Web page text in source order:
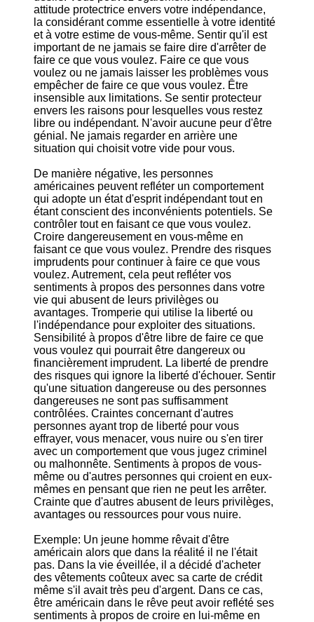
attitude protectrice envers votre indépendance,
la considérant comme essentielle à votre identité
et à votre estime de vous-même. Sentir qu'il est
important de ne jamais se faire dire d'arrêter de
faire ce que vous voulez. Faire ce que vous
voulez ou ne jamais laisser les problèmes vous
empêcher de faire ce que vous voulez. Être
insensible aux limitations. Se sentir protecteur
envers les raisons pour lesquelles vous restez
libre ou indépendant. N'avoir aucune peur d'être
génial. Ne jamais regarder en arrière une
situation qui choisit votre vide pour vous.
De manière négative, les personnes
américaines peuvent refléter un comportement
qui adopte un état d'esprit indépendant tout en
étant conscient des inconvénients potentiels. Se
contrôler tout en faisant ce que vous voulez.
Croire dangereusement en vous-même en
faisant ce que vous voulez. Prendre des risques
imprudents pour continuer à faire ce que vous
voulez. Autrement, cela peut refléter vos
sentiments à propos des personnes dans votre
vie qui abusent de leurs privilèges ou
avantages. Tromperie qui utilise la liberté ou
l'indépendance pour exploiter des situations.
Sensibilité à propos d'être libre de faire ce que
vous voulez qui pourrait être dangereux ou
financièrement imprudent. La liberté de prendre
des risques qui ignore la liberté d'échouer. Sentir
qu'une situation dangereuse ou des personnes
dangereuses ne sont pas suffisamment
contrôlées. Craintes concernant d'autres
personnes ayant trop de liberté pour vous
effrayer, vous menacer, vous nuire ou s'en tirer
avec un comportement que vous jugez criminel
ou malhonnête. Sentiments à propos de vous-
même ou d'autres personnes qui croient en eux-
mêmes en pensant que rien ne peut les arrêter.
Crainte que d'autres abusent de leurs privilèges,
avantages ou ressources pour vous nuire.
Exemple: Un jeune homme rêvait d'être
américain alors que dans la réalité il ne l'était
pas. Dans la vie éveillée, il a décidé d'acheter
des vêtements coûteux avec sa carte de crédit
même s'il avait très peu d'argent. Dans ce cas,
être américain dans le rêve peut avoir reflété ses
sentiments à propos de croire en lui-même en